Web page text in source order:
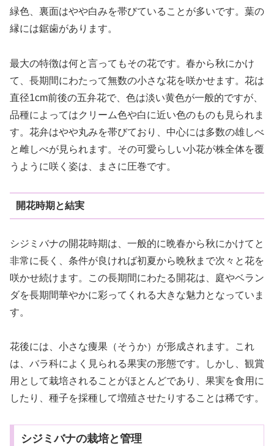
緑色、裏面はやや白みを帯びていることが多いです。葉の
縁には鋸歯があります。
最大の特徴は何と言ってもその花です。春から秋にかけ
て、長期間にわたって無数の小さな花を咲かせます。花は
直径1cm前後の五弁花で、色は淡い黄色が一般的ですが、
品種によってはクリーム色や白に近い色のものも見られま
す。花弁はやや丸みを帯びており、中心には多数の雄しべ
と雌しべが見られます。その可愛らしい小花が株全体を覆
うように咲く姿は、まさに圧巻です。
開花時期と結実
シジミバナの開花時期は、一般的に晩春から秋にかけてと
非常に長く、条件が良ければ初夏から晩秋まで次々と花を
咲かせ続けます。この長期間にわたる開花は、庭やベラン
ダを長期間華やかに彩ってくれる大きな魅力となっていま
す。
花後には、小さな痩果（そうか）が形成されます。これ
は、バラ科によく見られる果実の形態です。しかし、観賞
用として栽培されることがほとんどであり、果実を食用に
したり、種子を採種して増殖させたりすることは稀です。
シジミバナの栽培と管理